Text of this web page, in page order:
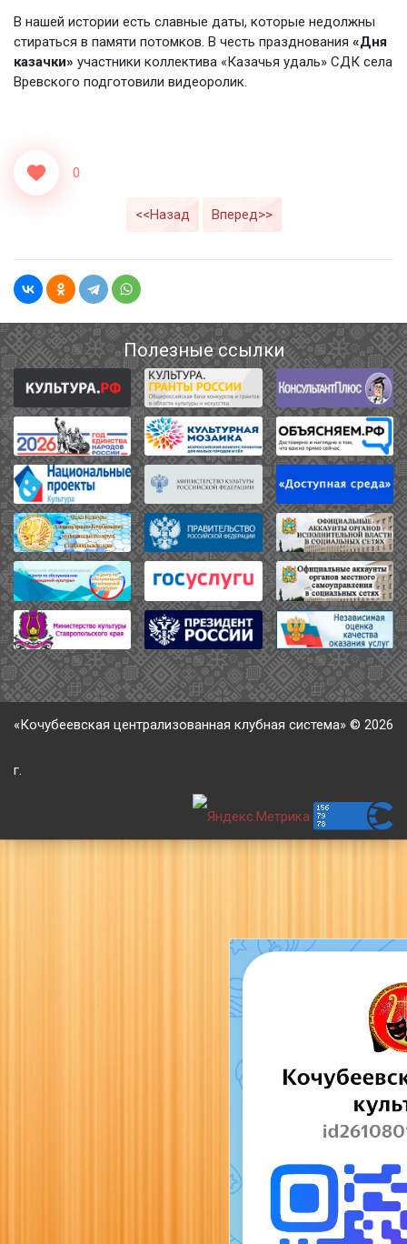
В нашей истории есть славные даты, которые недолжны
стираться в памяти потомков. В честь празднования «Дня
казачки» участники коллектива «Казачья удаль» СДК села
Вревского подготовили видеоролик.
0
<<Назад Вперед>>
Полезные ссылки
«Кочубеевская централизованная клубная система» © 2026
г.